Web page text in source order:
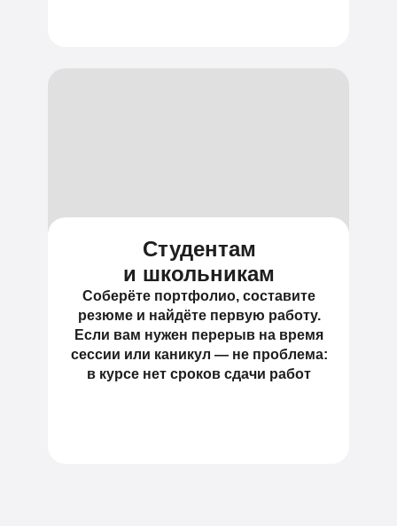
Студентам
и школьникам
Соберёте портфолио, составите
резюме и найдёте первую работу.
Если вам нужен перерыв на время
сессии или каникул — не проблема:
в курсе нет сроков сдачи работ